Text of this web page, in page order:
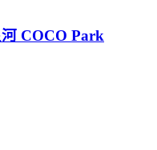
COCO Park